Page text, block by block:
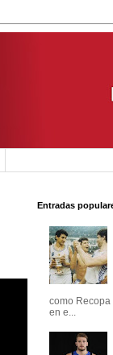
Entradas
como
en e...